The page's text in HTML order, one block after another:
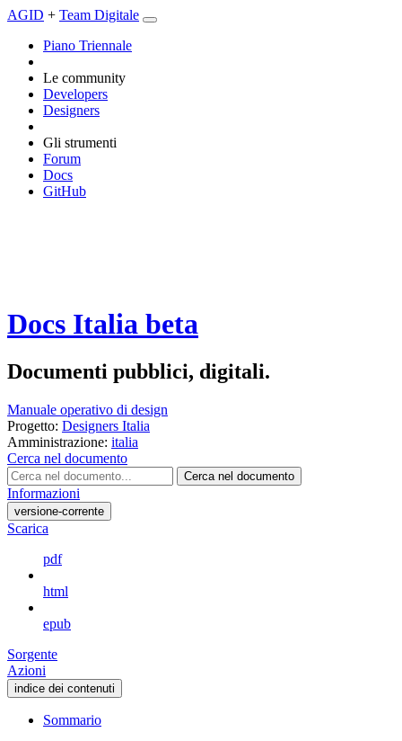
AGID + Team Digitale
Piano Triennale
Le community
Developers
Designers
Gli strumenti
Forum
Docs
GitHub
Docs Italia beta
Documenti pubblici, digitali.
Manuale operativo di design
Progetto: Designers Italia
Amministrazione: italia
Cerca nel documento
Cerca nel documento
Informazioni
versione-corrente
Scarica
pdf
html
epub
Sorgente
Azioni
indice dei contenuti
Sommario